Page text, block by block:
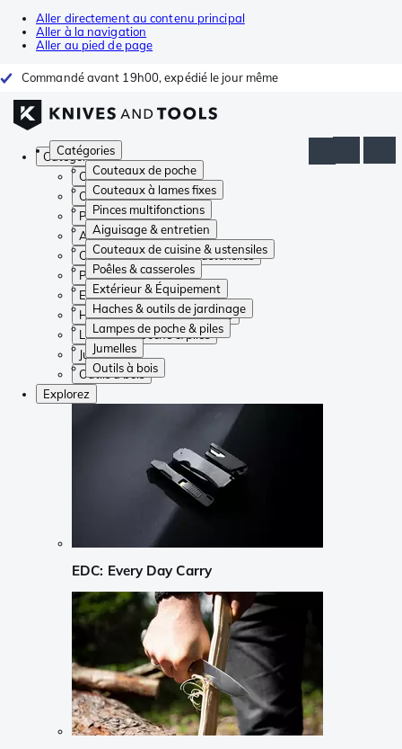
Aller directement au contenu principal
Aller à la navigation
Aller au pied de page
Commandé avant 19h00, expédié le jour même
Catégories
Couteaux de poche
Couteaux à lames fixes
Pinces multifonctions
Aiguisage & entretien
Couteaux de cuisine & ustensiles
Poêles & casseroles
Extérieur & Équipement
Haches & outils de jardinage
Lampes de poche & piles
Jumelles
Outils à bois
Catégories
Couteaux de poche
Couteaux à lames fixes
Pinces multifonctions
Aiguisage & entretien
Couteaux de cuisine & ustensiles
Poêles & casseroles
Extérieur & Équipement
Haches & outils de jardinage
Lampes de poche & piles
Jumelles
Outils à bois
Explorez
EDC: Every Day Carry